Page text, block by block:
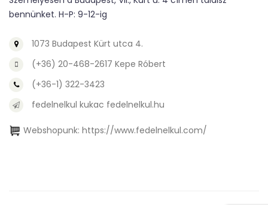
bennünket. H-P: 9-12-ig
1073 Budapest Kürt utca 4.
(+36) 20-468-2617 Kepe Róbert
(+36-1) 322-3423
fedelnelkul kukac fedelnelkul.hu
Webshopunk: https://www.fedelnelkul.com/